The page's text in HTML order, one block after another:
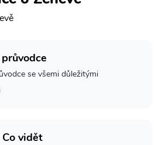
se všemi důležitými
vidět